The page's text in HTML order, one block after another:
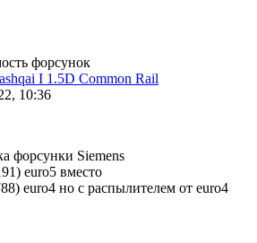
форсунок
I 1.5D Common Rail
, 10:36
форсунки Siemens
euro5 вместо
euro4 но с распылителем от euro4